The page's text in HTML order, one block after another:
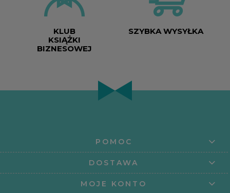
KLUB
KSIĄŻKI
BIZNESOWEJ
SZYBKA WYSYŁKA
POMOC
DOSTAWA
MOJE KONTO